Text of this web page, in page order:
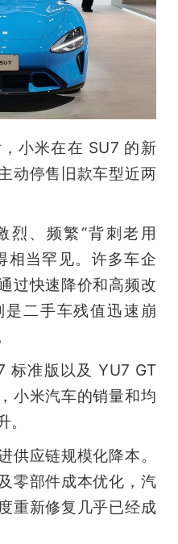
小米在在 SU7 的新
动停售旧款车型近两
烈、频繁“背刺老用
相当罕见。许多车企
过快速降价和高频改
二手车残值迅速崩
标准版以及 YU7 GT
小米汽车的销量和均
供应链规模化降本。
零部件成本优化，汽
重新修复几乎已经成